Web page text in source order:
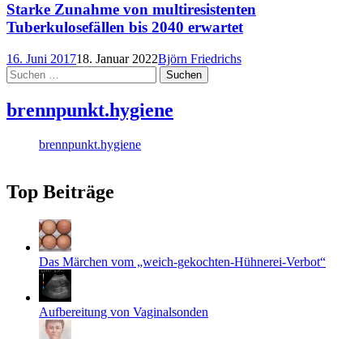
Starke Zunahme von multiresistenten
Tuberkulosefällen bis 2040 erwartet
16. Juni 201718. Januar 2022Björn Friedrichs
Suchen
nach:
brennpunkt.hygiene
brennpunkt.hygiene
Top Beiträge
Das Märchen vom „weich-gekochten-Hühnerei-Verbot“
Aufbereitung von Vaginalsonden